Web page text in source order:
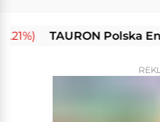
TAURON Polska